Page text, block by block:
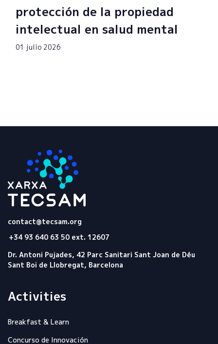
protección de la propiedad
intelectual en salud mental
01 julio 2026
contact@tecsam.org
+34 93 640 63 50 ext. 12607
Dr. Antoni Pujades, 42 Parc Sanitari Sant Joan de Déu
Sant Boi de Llobregat, Barcelona
Activities
Breakfast & Learn
Concurso de Innovación